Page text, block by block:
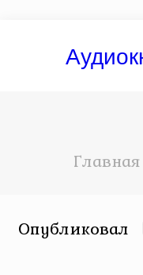
Главная
Опубликовал